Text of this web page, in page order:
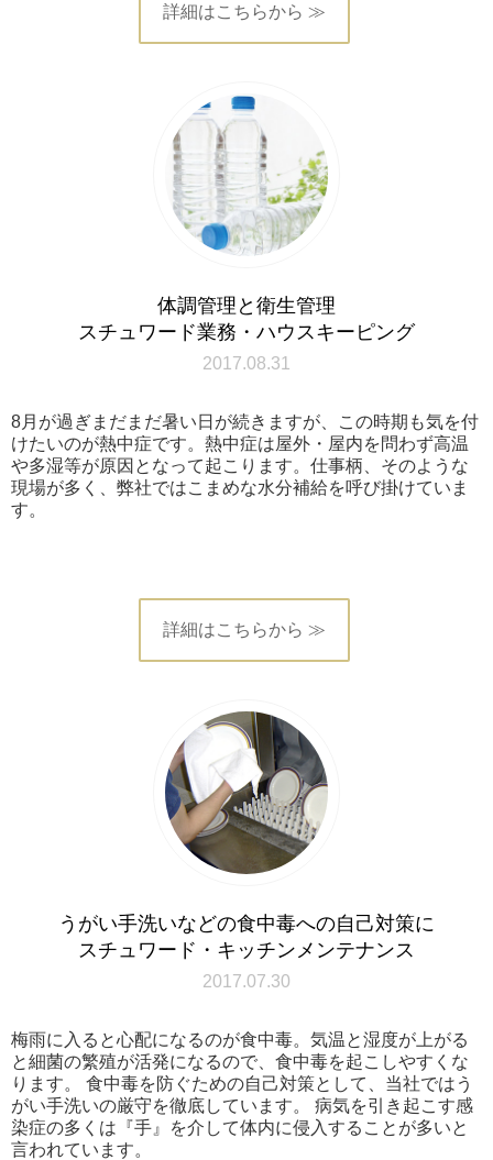
詳細はこちらから ≫
体調管理と衛生管理
スチュワード業務・ハウスキーピング
2017.08.31
8月が過ぎまだまだ暑い日が続きますが、この時期も気を付
けたいのが熱中症です。熱中症は屋外・屋内を問わず高温
や多湿等が原因となって起こります。仕事柄、そのような
現場が多く、弊社ではこまめな水分補給を呼び掛けていま
す。
詳細はこちらから ≫
うがい手洗いなどの食中毒への自己対策に
スチュワード・キッチンメンテナンス
2017.07.30
梅雨に入ると心配になるのが食中毒。気温と湿度が上がる
と細菌の繁殖が活発になるので、食中毒を起こしやすくな
ります。 食中毒を防ぐための自己対策として、当社ではう
がい手洗いの厳守を徹底しています。 病気を引き起こす感
染症の多くは『手』を介して体内に侵入することが多いと
言われています。